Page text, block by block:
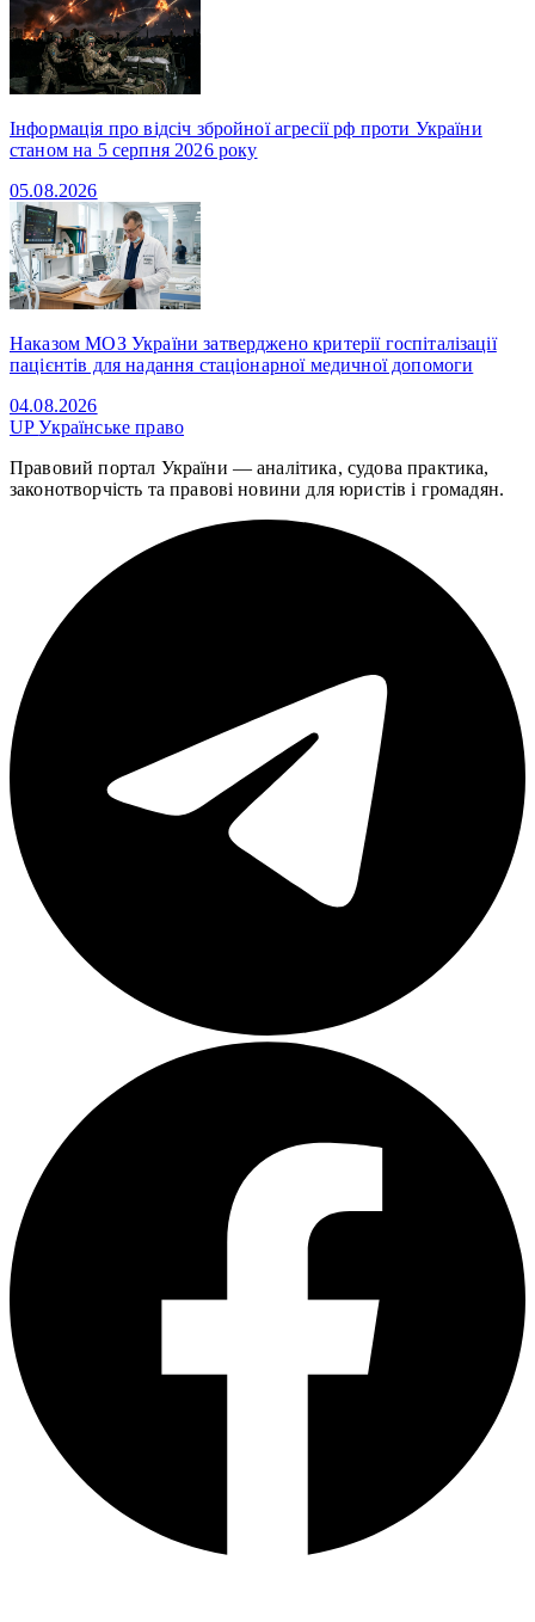
Інформація про відсіч збройної агресії рф проти України
станом на 5 серпня 2026 року
05.08.2026
Наказом МОЗ України затверджено критерії госпіталізації
пацієнтів для надання стаціонарної медичної допомоги
04.08.2026
UPУкраїнське право
Правовий портал України — аналітика, судова практика,
законотворчість та правові новини для юристів і громадян.